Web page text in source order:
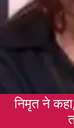
निमृत ने